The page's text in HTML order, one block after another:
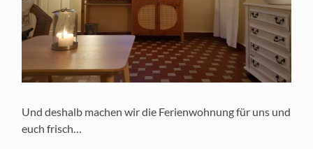
Und deshalb machen wir die Ferienwohnung für uns und
euch frisch…